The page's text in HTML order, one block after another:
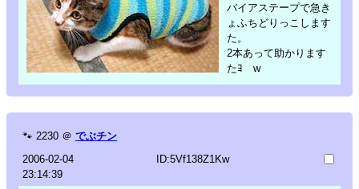
バイアステープで急き
ょふちどりっこします
た。
2本あって助かります
たﾖ w
🐾 2230 ＠ でぶチン
2006-02-04
23:14:39
ID:5Vf138Z1Kw